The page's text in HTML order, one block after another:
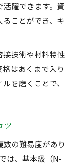
活躍できます。資
ことができ、キ
接技術や材料特性
はあくまで入り
を磨くことで、
ツ
の難易度があり
は、基本級（N-